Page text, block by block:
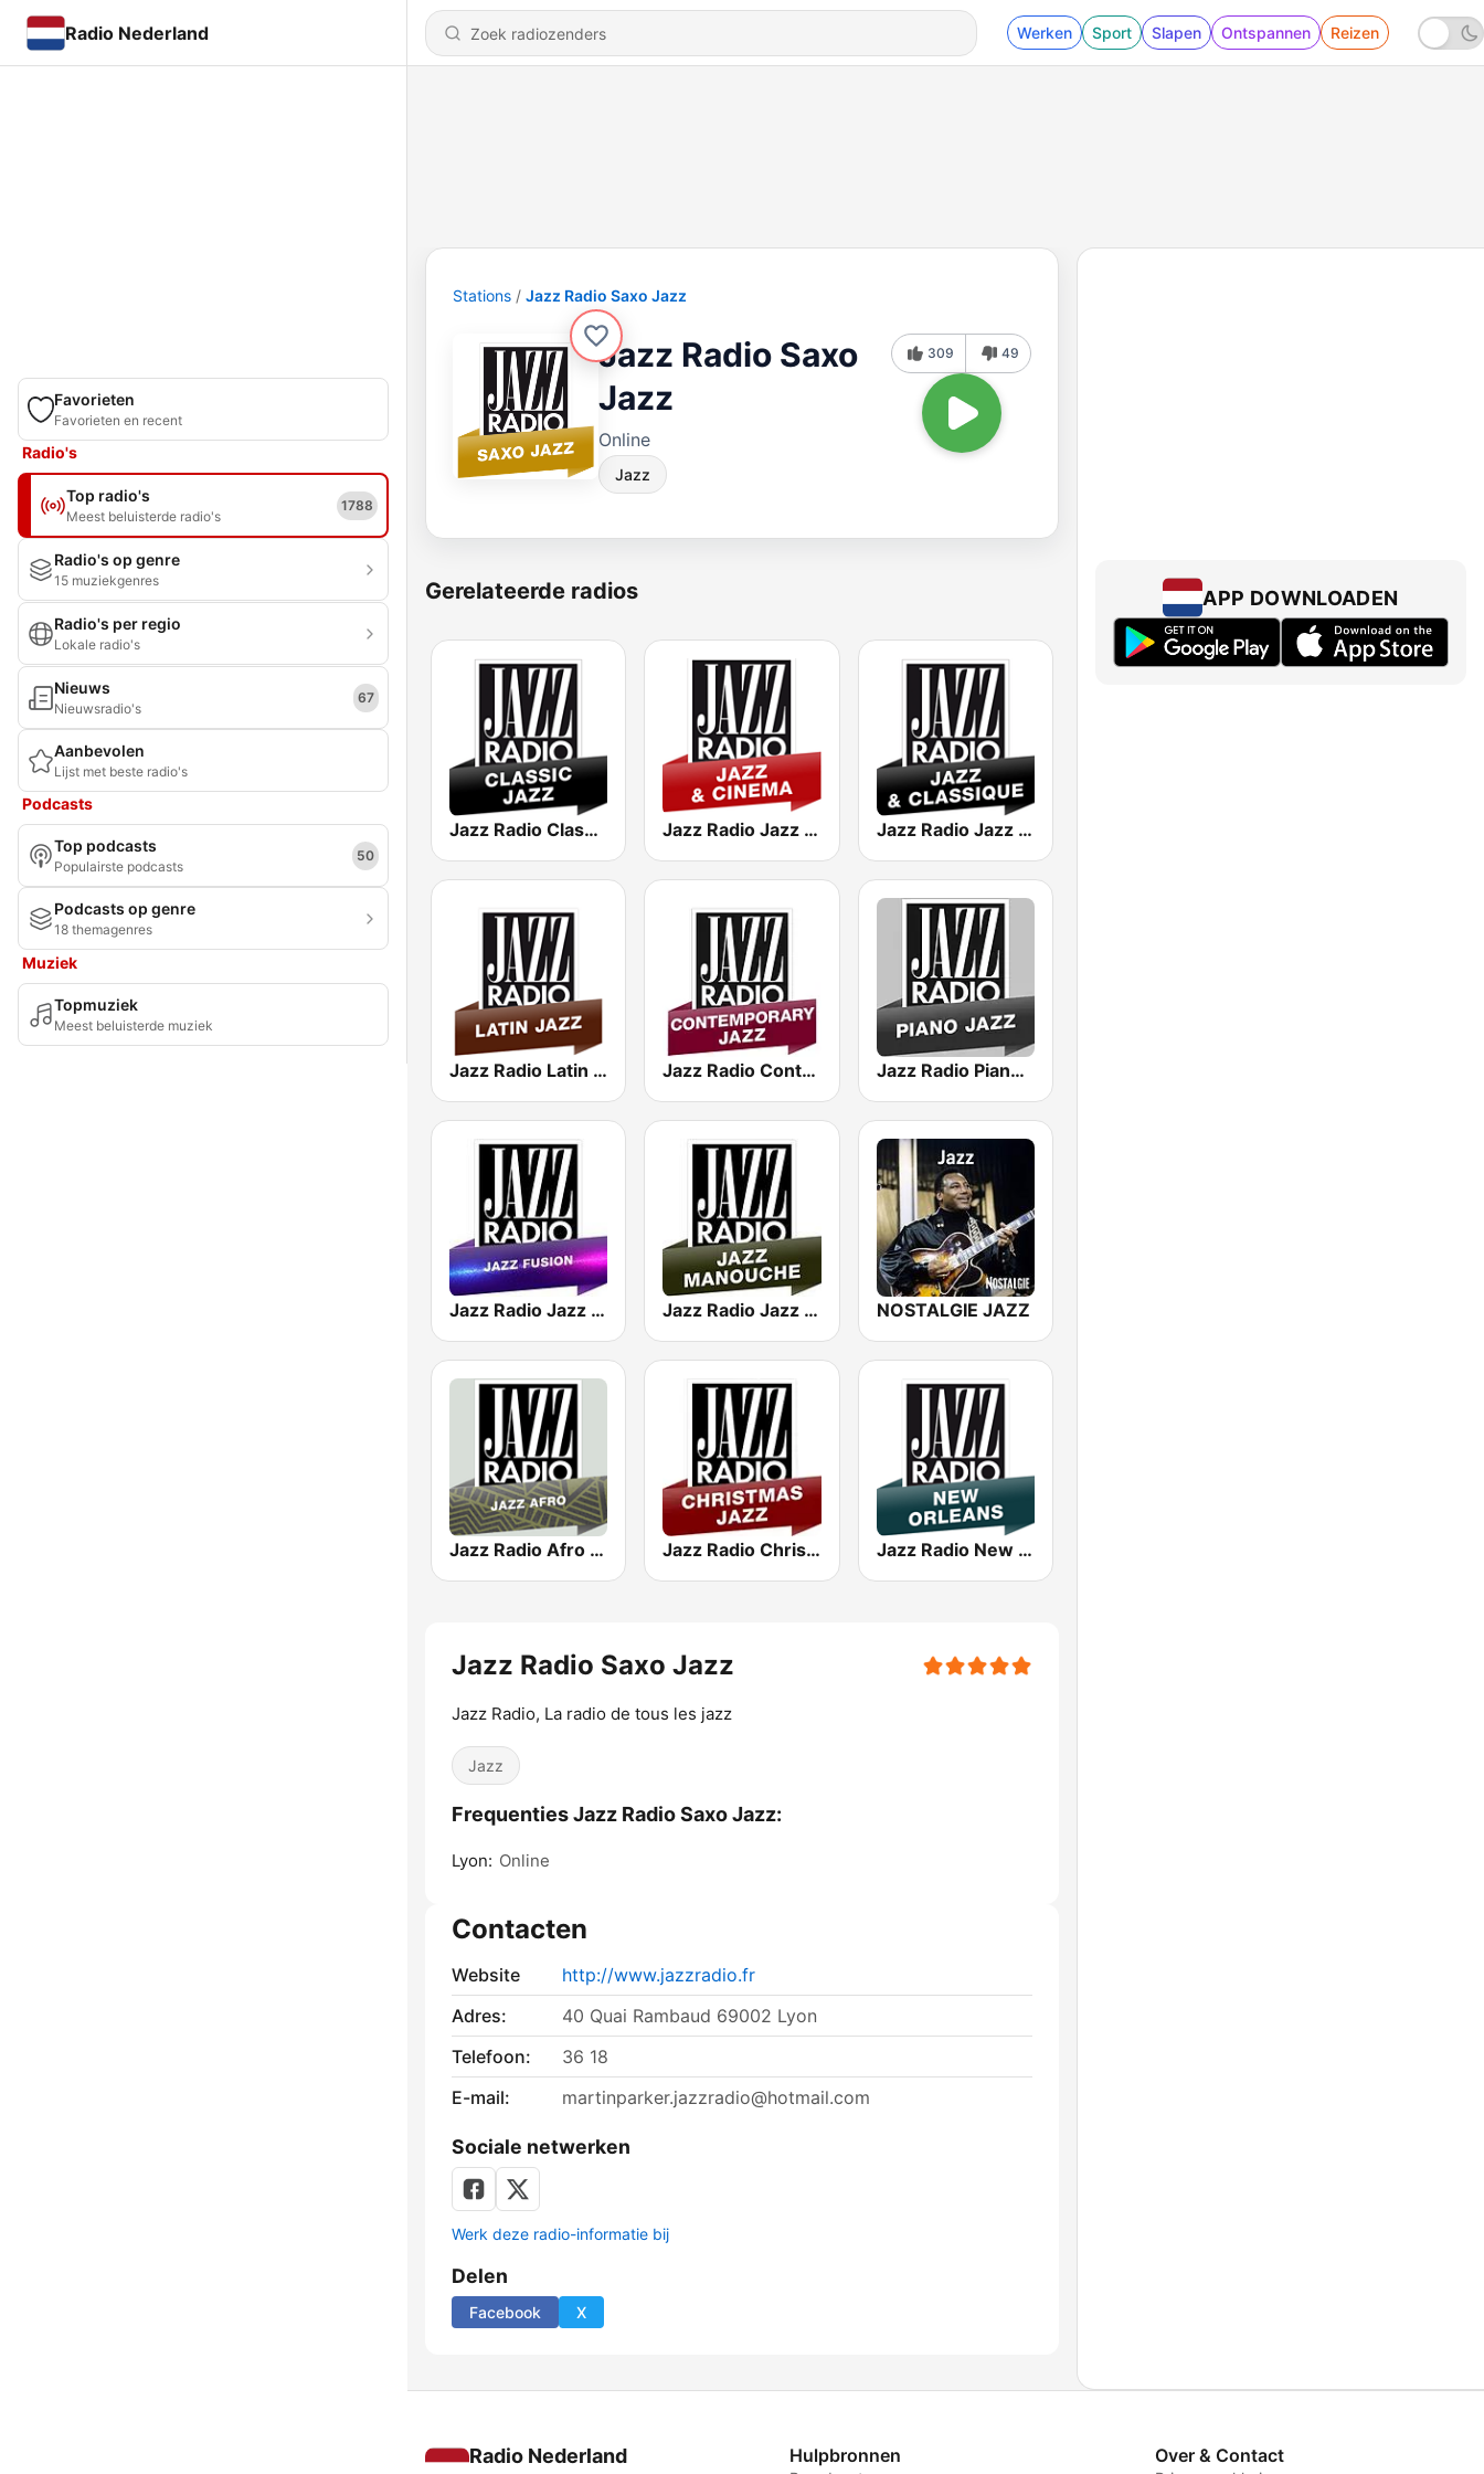
Radio Nederland Werken Sport Slapen Ontspannen Reizen
Favorieten
Favorieten en recent
Radio's
Top radio's
Meest beluisterde radio's
1788
Radio's op genre
15 muziekgenres
Radio's per regio
Lokale radio's
Nieuws
Nieuwsradio's
67
Aanbevolen
Lijst met beste radio's
Podcasts
Top podcasts
Populairste podcasts
50
Podcasts op genre
18 themagenres
Muziek
Topmuziek
Meest beluisterde muziek
Stations Jazz Radio Saxo Jazz
Jazz Radio Saxo
Jazz
Online
Jazz
309 49
Gerelateerde radios
Jazz Radio Classic Jazz Jazz Radio Jazz & Cinema Jazz Radio Jazz & Classique
Jazz Radio Latin Jazz Jazz Radio Contemporary Jazz Jazz Radio Piano Jazz
Jazz Radio Jazz Fusion Jazz Radio Jazz Manouche NOSTALGIE JAZZ
Jazz Radio Afro Jazz Jazz Radio Christmas Jazz Jazz Radio New Orleans
Jazz Radio Saxo Jazz
Jazz Radio, La radio de tous les jazz
Jazz
Frequenties Jazz Radio Saxo Jazz:
Lyon: Online
Contacten
Website
http://www.jazzradio.fr
Adres:
40 Quai Rambaud 69002 Lyon
Telefoon:
36 18
E-mail:
martinparker.jazzradio@hotmail.com
Sociale netwerken
Werk deze radio-informatie bij
Delen
Facebook X
APP DOWNLOADEN
Radio Nederland Hulpbronnen Over & Contact